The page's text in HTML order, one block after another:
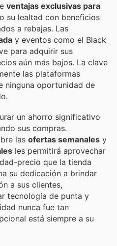
ventajas exclusivas para
su lealtad con beneficios
a rebajas. Las
y eventos como el Black
para adquirir sus
aún más bajos. La clave
las plataformas
ninguna oportunidad de
un ahorro significativo
sus compras.
las ofertas semanales y
les permitirá aprovechar
precio que la tienda
su dedicación a brindar
a sus clientes,
tecnología de punta y
nunca fue tan
está siempre a su